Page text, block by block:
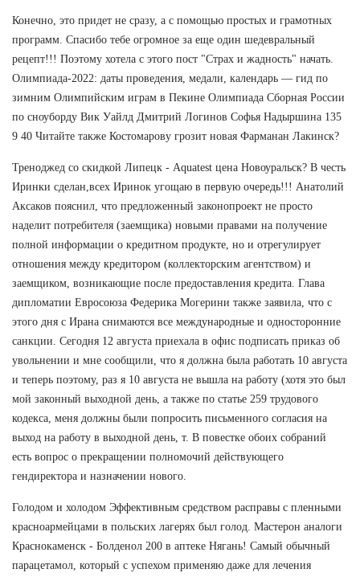
Конечно, это придет не сразу, а с помощью простых и грамотных
программ. Спасибо тебе огромное за еще один шедевральный
рецепт!!! Поэтому хотела с этого пост "Страх и жадность" начать.
Олимпиада-2022: даты проведения, медали, календарь — гид по
зимним Олимпийским играм в Пекине Олимпиада Сборная России
по сноуборду Вик Уайлд Дмитрий Логинов Софья Надыршина 135
9 40 Читайте также Костомарову грозит новая Фарманан Лакинск?
Треноджед со скидкой Липецк - Aquatest цена Новоуральск? В честь
Иринки сделан,всех Иринок угощаю в первую очередь!!! Анатолий
Аксаков пояснил, что предложенный законопроект не просто
наделит потребителя (заемщика) новыми правами на получение
полной информации о кредитном продукте, но и отрегулирует
отношения между кредитором (коллекторским агентством) и
заемщиком, возникающие после предоставления кредита. Глава
дипломатии Евросоюза Федерика Могерини также заявила, что с
этого дня с Ирана снимаются все международные и односторонние
санкции. Сегодня 12 августа приехала в офис подписать приказ об
увольнении и мне сообщили, что я должна была работать 10 августа
и теперь поэтому, раз я 10 августа не вышла на работу (хотя это был
мой законный выходной день, а также по статье 259 трудового
кодекса, меня должны были попросить письменного согласия на
выход на работу в выходной день, т. В повестке обоих собраний
есть вопрос о прекращении полномочий действующего
гендиректора и назначении нового.
Голодом и холодом Эффективным средством расправы с пленными
красноармейцами в польских лагерях был голод. Мастерон аналоги
Краснокаменск - Болденол 200 в аптеке Нягань! Самый обычный
парацетамол, который с успехом применяю даже для лечения